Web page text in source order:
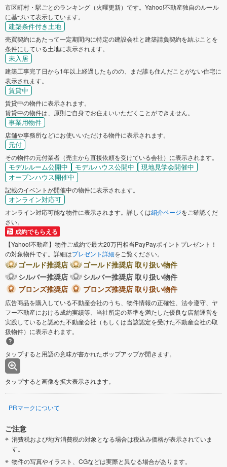
市区町村・駅ごとのランキング（火曜更新）です。Yahoo!不動産独自のルール
に基づいて表示しています。
建築条件付き土地
売買契約にあたって一定期間内に特定の建設会社と建築請負契約を結ぶことを
条件にしている土地に表示されます。
未入居
建築工事完了日から1年以上経過したものの、まだ誰も住んだことがない住宅に
表示されます。
賃貸中
賃貸中の物件に表示されます。
賃貸中の物件は、原則ご自身でお住まいいただくことができません。
事業用物件
店舗や事務所などにお使いいただける物件に表示されます。
元付
その物件の元付業者（売主から直接依頼を受けている会社）に表示されます。
モデルルーム公開中 モデルハウス公開中
現地見学会開催中
オープンハウス開催中
記載のイベントが開催中の物件に表示されます。
オンライン対応可
オンライン対応可能な物件に表示されます。詳しくは紹介ページをご確認くだ
さい。
成約でもらえる
【Yahoo!不動産】物件ご成約で最大20万円相当PayPayポイントプレゼント！
の対象物件です。詳細はプレゼント詳細をご覧ください。
ゴールド推奨店
ゴールド推奨店 取り扱い物件
シルバー推奨店
シルバー推奨店 取り扱い物件
ブロンズ推奨店
ブロンズ推奨店 取り扱い物件
広告商品を購入している不動産会社のうち、物件情報の正確性、法令遵守、ヤ
フー不動産における成約実績等、当社所定の基準を満たした優良な店舗運営を
実践していると認めた不動産会社（もしくは当該認定を受けた不動産会社の取
扱物件）に表示されます。
タップすると用語の意味が書かれたポップアップが開きます。
タップすると画像を拡大表示されます。
PRマークについて
ご注意
消費税および地方消費税の対象となる場合は税込み価格が表示されていま
す。
物件の写真やイラスト、CGなどは実際と異なる場合があります。